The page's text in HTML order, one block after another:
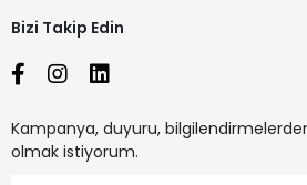
Bizi Takip Edin
Kampanya, duyuru,
olmak istiyorum.